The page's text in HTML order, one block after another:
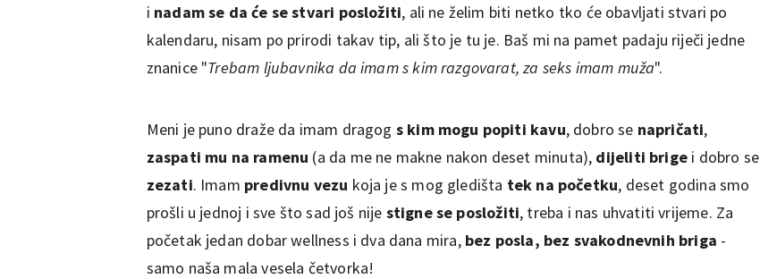
i nadam se da će se stvari posložiti, ali ne želim biti netko tko će obavljati stvari po
kalendaru, nisam po prirodi takav tip, ali što je tu je. Baš mi na pamet padaju riječi jedne
znanice "Trebam ljubavnika da imam s kim razgovarat, za seks imam muža".
Meni je puno draže da imam dragog s kim mogu popiti kavu, dobro se napričati,
zaspati mu na ramenu (a da me ne makne nakon deset minuta), dijeliti brige i dobro se
zezati. Imam predivnu vezu koja je s mog gledišta tek na početku, deset godina smo
prošli u jednoj i sve što sad još nije stigne se posložiti, treba i nas uhvatiti vrijeme. Za
početak jedan dobar wellness i dva dana mira, bez posla, bez svakodnevnih briga -
samo naša mala vesela četvorka!